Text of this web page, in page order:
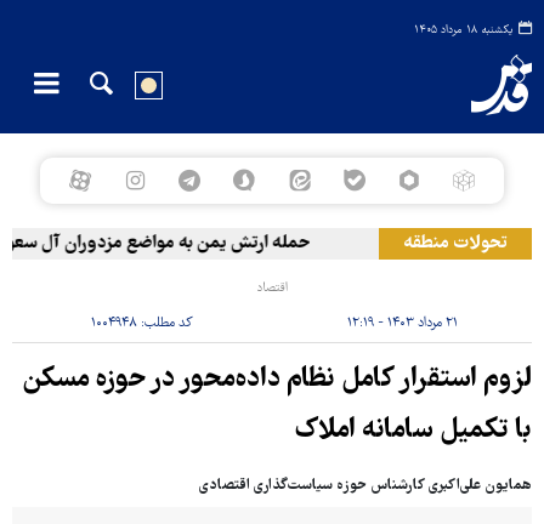
یکشنبه ۱۸ مرداد ۱۴۰۵
تحولات منطقه حمله ارتش یمن به مواضع مزدوران آل سعود
اقتصاد
۲۱ مرداد ۱۴۰۳ - ۱۲:۱۹ کد مطلب: ۱۰۰۴۹۴۸
لزوم استقرار کامل نظام داده‌محور در حوزه مسکن
با تکمیل سامانه املاک
همایون علی‌اکبری کارشناس حوزه سیاست‌گذاری اقتصادی